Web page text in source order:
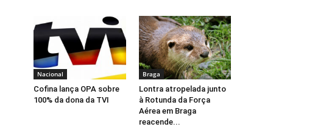
Nacional
Cofina lança OPA sobre
100% da dona da TVI
Braga
Lontra atropelada junto
à Rotunda da Força
Aérea em Braga
reacende...